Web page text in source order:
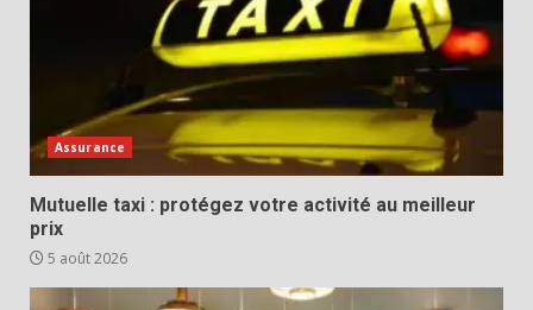
Assurance
Mutuelle taxi : protégez votre activité au meilleur
prix
5 août 2026